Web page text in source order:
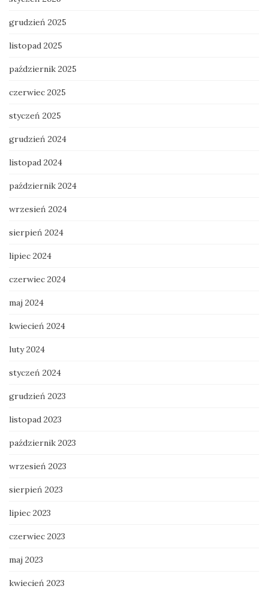
grudzień 2025
listopad 2025
październik 2025
czerwiec 2025
styczeń 2025
grudzień 2024
listopad 2024
październik 2024
wrzesień 2024
sierpień 2024
lipiec 2024
czerwiec 2024
maj 2024
kwiecień 2024
luty 2024
styczeń 2024
grudzień 2023
listopad 2023
październik 2023
wrzesień 2023
sierpień 2023
lipiec 2023
czerwiec 2023
maj 2023
kwiecień 2023